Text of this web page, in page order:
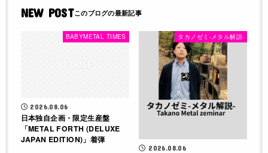
NEW POST
BABYMETAL TIMES
2026.08.06
日本独自企画・限定生産盤
「METAL FORTH (DELUXE
JAPAN EDITION)」着弾
タカノゼミ-メタル解説-
2026.08.06